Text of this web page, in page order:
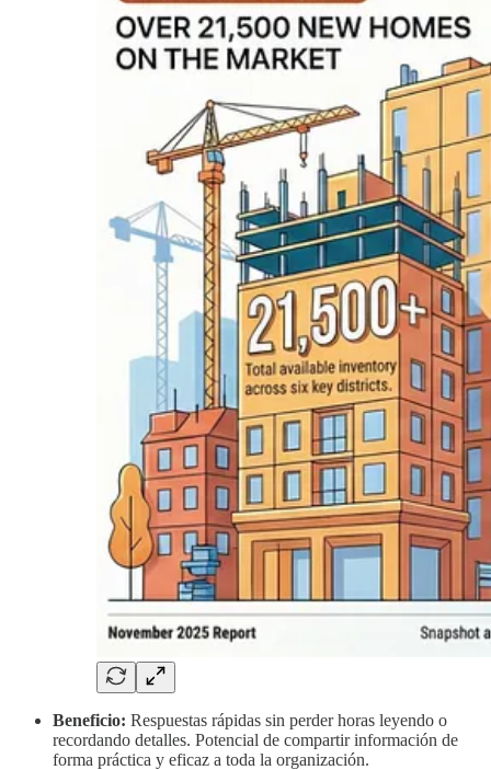
Beneficio: Respuestas rápidas sin perder horas leyendo o
recordando detalles. Potencial de compartir información de
forma práctica y eficaz a toda la organización.